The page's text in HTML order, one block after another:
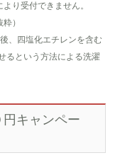
り受付できません。
）
、四塩化エチレンを含む
るという方法による洗濯
キャンペー